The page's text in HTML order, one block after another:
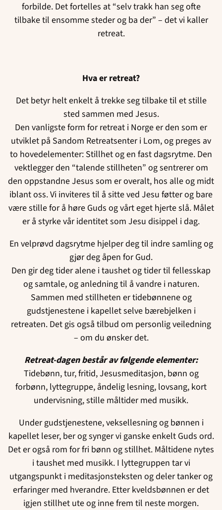
forbilde. Det fortelles at “selv trakk han seg ofte
tilbake til ensomme steder og ba der” – det vi kaller
retreat.
Hva er retreat?
Det betyr helt enkelt å trekke seg tilbake til et stille
sted sammen med Jesus.
Den vanligste form for retreat i Norge er den som er
utviklet på Sandom Retreatsenter i Lom, og preges av
to hovedelementer: Stillhet og en fast dagsrytme. Den
vektlegger den “talende stillheten” og sentrerer om
den oppstandne Jesus som er overalt, hos alle og midt
iblant oss. Vi inviteres til å sitte ved Jesu føtter og bare
være stille for å høre Guds og vårt eget hjerte slå. Målet
er å styrke vår identitet som Jesu disippel i dag.
En velprøvd dagsrytme hjelper deg til indre samling og
gjør deg åpen for Gud.
Den gir deg tider alene i taushet og tider til fellesskap
og samtale, og anledning til å vandre i naturen.
Sammen med stillheten er tidebønnene og
gudstjenestene i kapellet selve bærebjelken i
retreaten. Det gis også tilbud om personlig veiledning
– om du ønsker det.
Retreat-dagen består av følgende elementer:
Tidebønn, tur, fritid, Jesusmeditasjon, bønn og
forbønn, lyttegruppe, åndelig lesning, lovsang, kort
undervisning, stille måltider med musikk.
Under gudstjenestene, veksellesning og bønnen i
kapellet leser, ber og synger vi ganske enkelt Guds ord.
Det er også rom for fri bønn og stillhet. Måltidene nytes
i taushet med musikk. I lyttegruppen tar vi
utgangspunkt i meditasjonsteksten og deler tanker og
erfaringer med hverandre. Etter kveldsbønnen er det
igjen stillhet ute og inne frem til neste morgen.